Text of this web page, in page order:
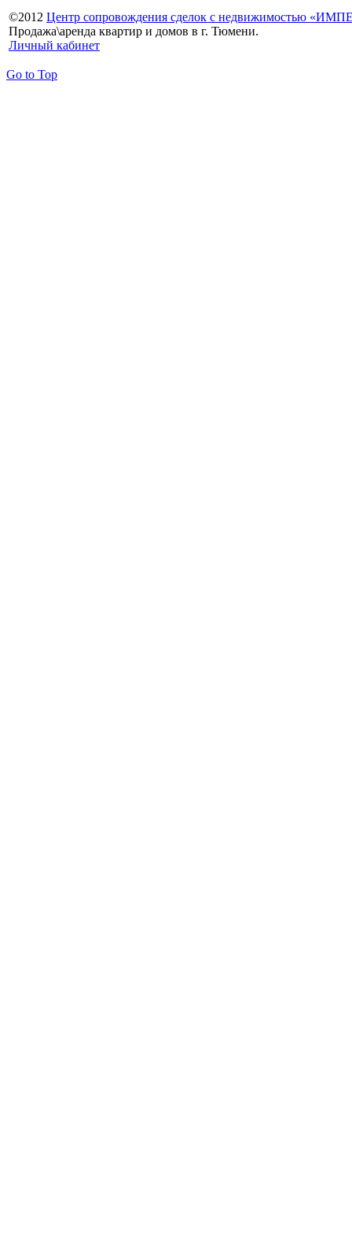
©2012 Центр сопровождения сделок с недвижимостью
Продажа\аренда квартир и домов в г. Тюмени.
Личный кабинет
Go to Top